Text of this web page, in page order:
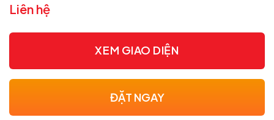
Liên hệ
XEM GIAO DIỆN
ĐẶT NGAY